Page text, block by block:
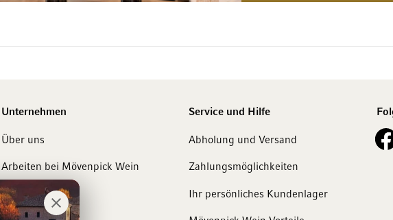
Unternehmen
Über uns
Arbeiten bei Mövenpick Wein
Management
Service und Hilfe
Abholung und Versand
Zahlungsmöglichkeiten
Ihr persönliches Kundenlager
See